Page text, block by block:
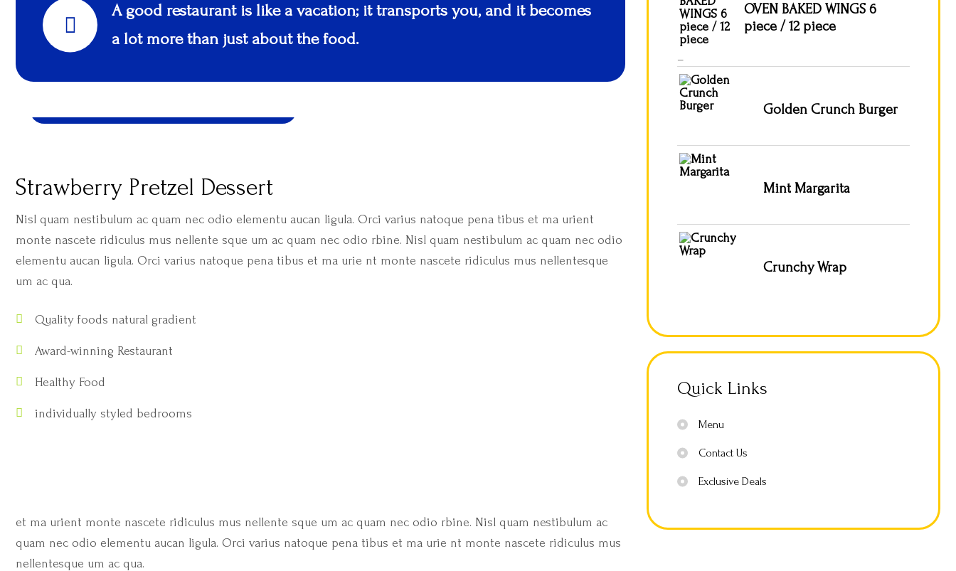
A good restaurant is like a vacation; it transports you, and it becomes
a lot more than just about the food.
Strawberry Pretzel Dessert
Nisl quam nestibulum ac quam nec odio elementu aucan ligula. Orci varius natoque pena tibus et ma urient
monte nascete ridiculus mus nellente sque um ac quam nec odio rbine. Nisl quam nestibulum ac quam nec odio
elementu aucan ligula. Orci varius natoque pena tibus et ma urie nt monte nascete ridiculus mus nellentesque
um ac qua.
Quality foods natural gradient
Award-winning Restaurant
Healthy Food
individually styled bedrooms
et ma urient monte nascete ridiculus mus nellente sque um ac quam nec odio rbine. Nisl quam nestibulum ac
quam nec odio elementu aucan ligula. Orci varius natoque pena tibus et ma urie nt monte nascete ridiculus mus
nellentesque um ac qua.
OVEN BAKED WINGS 6
piece / 12 piece
–
Golden Crunch Burger
Mint Margarita
Crunchy Wrap
Quick Links
Menu
Contact Us
Exclusive Deals